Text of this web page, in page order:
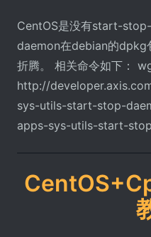
CentOS是没有start-
daemon在debian的dpkg
折腾。 相关命令如下：
http://
sys-utils-start-stop-
apps-sys-utils-start-